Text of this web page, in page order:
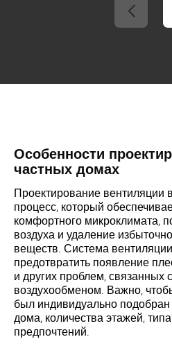
Особенности
частных домах
Проектирование вентиляции
процесс, который
комфортного микроклимата,
воздуха и удаление
веществ. Система
предотвратить появление
и других проблем, связанных
воздухообменом. Важно,
был индивидуально подобран
дома, количества этажей,
предпочтений.